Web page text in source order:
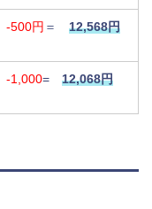
-500円 ＝ 12,568円
-1,000= 12,068円